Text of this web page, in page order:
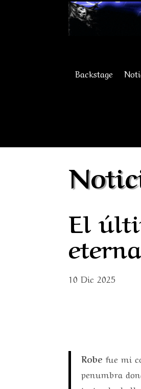
Backstage
El
10 Dic 2025
Robefue mi
penumbra